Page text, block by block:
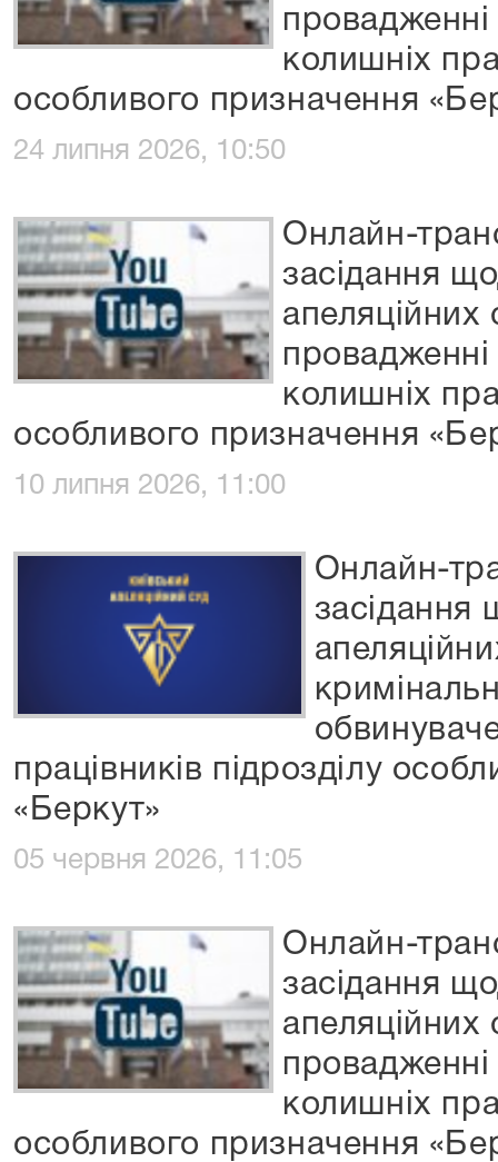
колишніх
особливого призначення
24 липня 2026, 10:50
Онлайн-
засідання
апеляційних
колишніх
особливого призначення
10 липня 2026, 11:00
Онлайн-
засідання
працівників підрозділу
«Беркут»
05 червня 2026, 11:05
Онлайн-
засідання
апеляційних
колишніх
особливого призначення